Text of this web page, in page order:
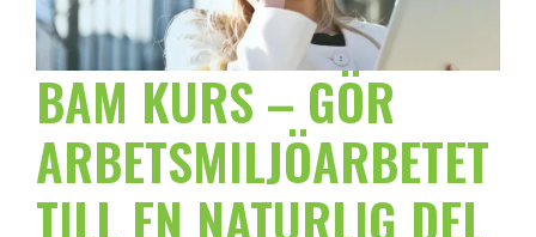
BAM KURS – GÖR
ARBETSMILJÖARBETET
TILL EN NATURLIG DEL